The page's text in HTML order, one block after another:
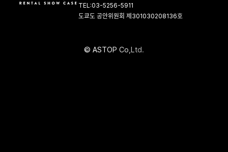
TEL:03-5256-5911
도쿄도 공안위원회 제301030208136호
© ASTOP Co Ltd.